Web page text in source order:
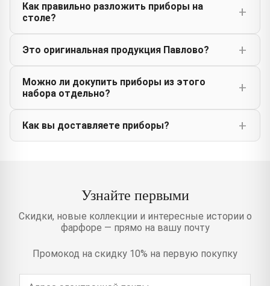
Как правильно разложить приборы на
столе?
Это оригинальная продукция Павлово?
Можно ли докупить приборы из этого
набора отдельно?
Как вы доставляете приборы?
Узнайте первыми
Скидки, новые коллекции и интересные истории о
фарфоре — прямо на вашу почту
Промокод на скидку 10% на первую покупку